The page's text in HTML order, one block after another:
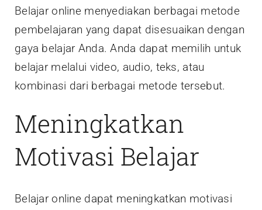
Belajar online menyediakan berbagai metode
pembelajaran yang dapat disesuaikan dengan
gaya belajar Anda. Anda dapat memilih untuk
belajar melalui video, audio, teks, atau
kombinasi dari berbagai metode tersebut.
Meningkatkan
Motivasi Belajar
Belajar online dapat meningkatkan motivasi